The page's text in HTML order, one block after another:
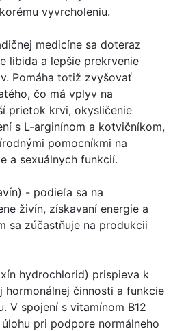
vyvrcholeniu.
medicíne sa doteraz
libida a lepšie prekrvenie
Pomáha totiž zvyšovať
čo má vplyv na
prietok krvi, okysličenie
s L-arginínom a kotvičníkom,
pomocníkmi na
a sexuálnych funkcií.
- podieľa sa na
živín, získavaní energie a
sa zúčastňuje na produkcii
hydrochlorid) prispieva k
hormonálnej činnosti a funkcie
V spojení s vitamínom B12
pri podpore normálneho